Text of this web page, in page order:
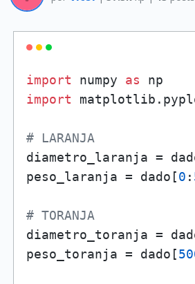
import numpy as
import
# LARANJA
diametro_laranja =
peso_laranja = dado[0 :
# TORANJA
diametro_toranja =
peso_toranja = dado[